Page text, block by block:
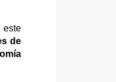
este
de